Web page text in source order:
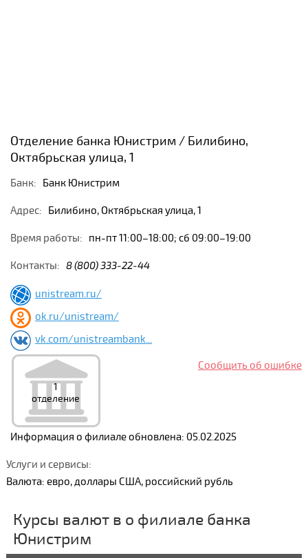
Отделение банка Юнистрим / Билибино,
Октябрьская улица, 1
Банк: Банк Юнистрим
Адрес: Билибино, Октябрьская улица, 1
Время работы: пн-пт 11:00–18:00; сб 09:00–19:00
Контакты: 8 (800) 333-22-44
unistream.ru/
ok.ru/unistream/
vk.com/unistreambank...
1
отделение
Сообщить об ошибке
Информация о филиале обновлена: 05.02.2025
Услуги и сервисы:
Валюта: евро, доллары США, российский рубль
Курсы валют в о филиале банка
Юнистрим